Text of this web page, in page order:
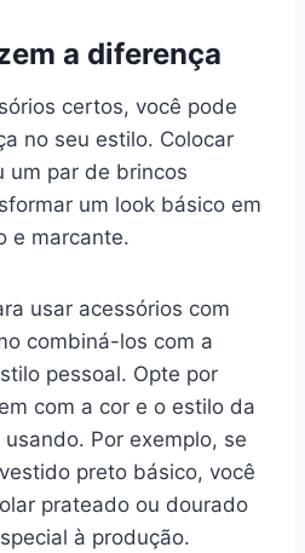
a diferença
certos, você pode
no seu estilo. Colocar
um par de brincos
um look básico em
e marcante.
usar acessórios com
combiná-los com a
pessoal. Opte por
com a cor e o estilo da
Por exemplo, se
preto básico, você
prateado ou dourado
à produção.